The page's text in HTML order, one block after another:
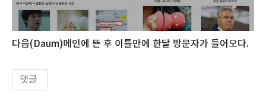
다음(Daum)메인에 뜬 후 이틀만에 한달 방문자가 들어오다.
댓글